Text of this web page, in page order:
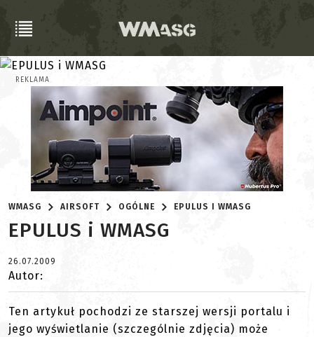
REKLAMA
WMASG AIRSOFT OGÓLNE EPULUS I WMASG
EPULUS i WMASG
26.07.2009
Autor:
Ten artykuł pochodzi ze starszej wersji portalu i
jego wyświetlanie (szczególnie zdjęcia) może